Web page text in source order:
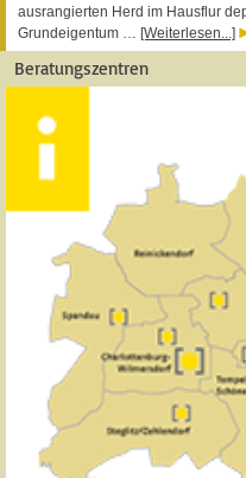
ausrangierten Herd im Hausflur
Grundeigentum … [Weiterlesen...]
Beratungszentren